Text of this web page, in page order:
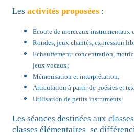
Les activités proposées :
Ecoute de morceaux instrumentaux
Rondes, jeux chantés, expression
Echauffement: concentration,
jeux vocaux;
Mémorisation et interprétation;
Articulation à partir de poésies et
Utilisation de petits instruments.
Les séances destinées aux
classes élémentaires se